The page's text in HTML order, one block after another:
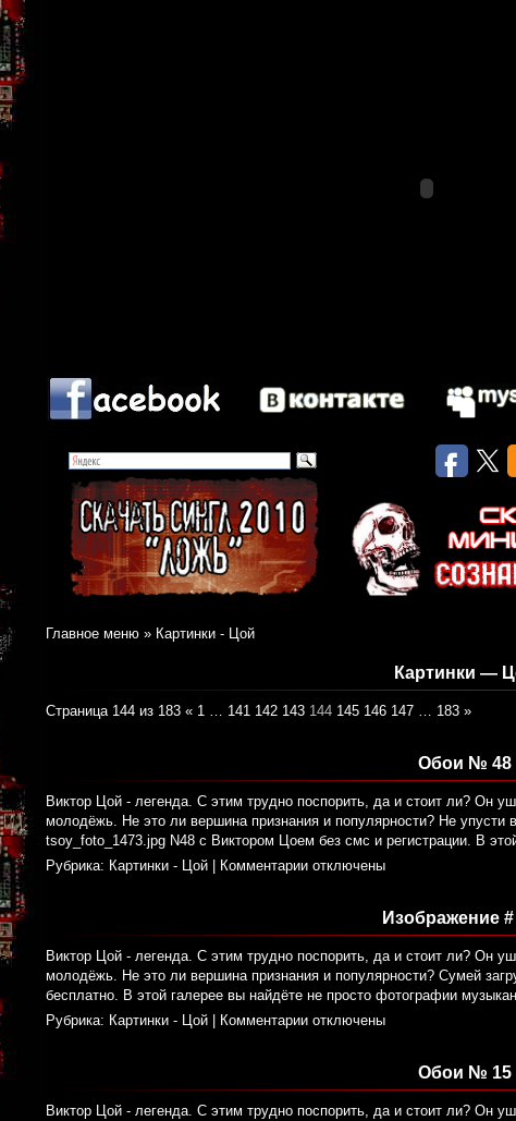
Главное меню » Картинки - Цой
Картинки —
Страница 144 из 183 « 1 … 141 142 143 144 145 146 147 … 183 »
Обои № 48
Виктор Цой - легенда. С этим трудно поспорить, да и стоит ли? Он
молодёжь. Не это ли вершина признания и популярности? Не упусти
tsoy_foto_1473.jpg N48 с Виктором Цоем без смс и регистрации. В
Рубрика: Картинки - Цой Комментарии отключены
Изображение #
Виктор Цой - легенда. С этим трудно поспорить, да и стоит ли? Он
молодёжь. Не это ли вершина признания и популярности? Сумей
бесплатно. В этой галерее вы найдёте не просто фотографии
Рубрика: Картинки - Цой Комментарии отключены
Обои № 15
Виктор Цой - легенда. С этим трудно поспорить, да и стоит ли? Он